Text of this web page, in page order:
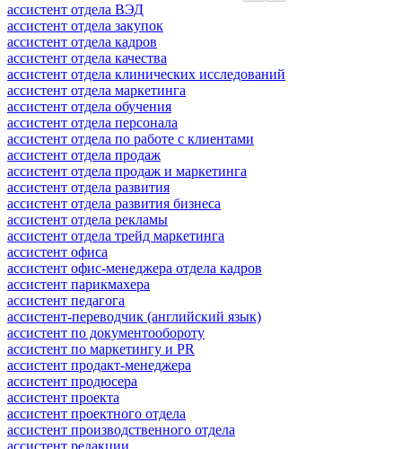
ассистент отдела ВЭД
ассистент отдела закупок
ассистент отдела кадров
ассистент отдела качества
ассистент отдела клинических исследований
ассистент отдела маркетинга
ассистент отдела обучения
ассистент отдела персонала
ассистент отдела по работе с клиентами
ассистент отдела продаж
ассистент отдела продаж и маркетинга
ассистент отдела развития
ассистент отдела развития бизнеса
ассистент отдела рекламы
ассистент отдела трейд маркетинга
ассистент офиса
ассистент офис-менеджера отдела кадров
ассистент парикмахера
ассистент педагога
ассистент-переводчик (английский язык)
ассистент по документообороту
ассистент по маркетингу и PR
ассистент продакт-менеджера
ассистент продюсера
ассистент проекта
ассистент проектного отдела
ассистент производственного отдела
ассистент редакции